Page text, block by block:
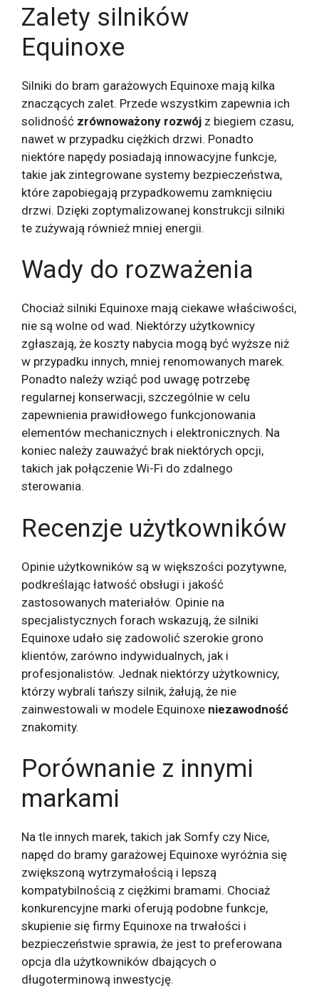
Zalety silników
Equinoxe
Silniki do bram garażowych Equinoxe mają kilka
znaczących zalet. Przede wszystkim zapewnia ich
solidność zrównoważony rozwój z biegiem czasu,
nawet w przypadku ciężkich drzwi. Ponadto
niektóre napędy posiadają innowacyjne funkcje,
takie jak zintegrowane systemy bezpieczeństwa,
które zapobiegają przypadkowemu zamknięciu
drzwi. Dzięki zoptymalizowanej konstrukcji silniki
te zużywają również mniej energii.
Wady do rozważenia
Chociaż silniki Equinoxe mają ciekawe właściwości,
nie są wolne od wad. Niektórzy użytkownicy
zgłaszają, że koszty nabycia mogą być wyższe niż
w przypadku innych, mniej renomowanych marek.
Ponadto należy wziąć pod uwagę potrzebę
regularnej konserwacji, szczególnie w celu
zapewnienia prawidłowego funkcjonowania
elementów mechanicznych i elektronicznych. Na
koniec należy zauważyć brak niektórych opcji,
takich jak połączenie Wi-Fi do zdalnego
sterowania.
Recenzje użytkowników
Opinie użytkowników są w większości pozytywne,
podkreślając łatwość obsługi i jakość
zastosowanych materiałów. Opinie na
specjalistycznych forach wskazują, że silniki
Equinoxe udało się zadowolić szerokie grono
klientów, zarówno indywidualnych, jak i
profesjonalistów. Jednak niektórzy użytkownicy,
którzy wybrali tańszy silnik, żałują, że nie
zainwestowali w modele Equinoxe niezawodność
znakomity.
Porównanie z innymi
markami
Na tle innych marek, takich jak Somfy czy Nice,
napęd do bramy garażowej Equinoxe wyróżnia się
zwiększoną wytrzymałością i lepszą
kompatybilnością z ciężkimi bramami. Chociaż
konkurencyjne marki oferują podobne funkcje,
skupienie się firmy Equinoxe na trwałości i
bezpieczeństwie sprawia, że ​​jest to preferowana
opcja dla użytkowników dbających o
długoterminową inwestycję.